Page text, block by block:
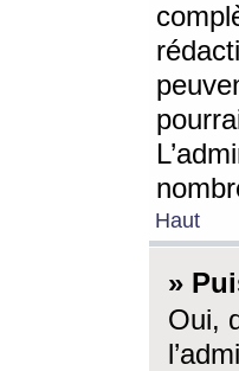
Haut
»
Oui,